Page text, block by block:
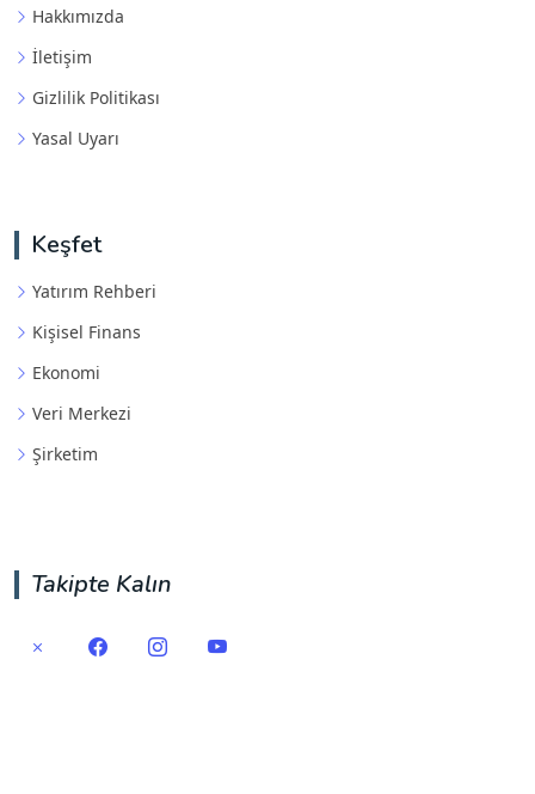
Hakkımızda
İletişim
Gizlilik Politikası
Yasal Uyarı
Keşfet
Yatırım Rehberi
Kişisel Finans
Ekonomi
Veri Merkezi
Şirketim
Takipte Kalın